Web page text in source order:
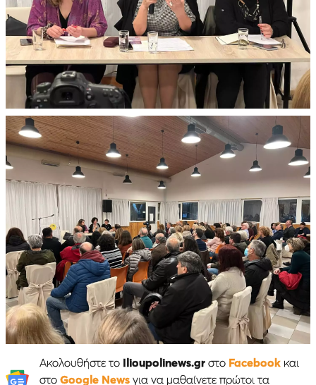
Ακολουθήστε το Ilioupolinews.grστο Facebookκαι
στο Google Newsγια να μαθαίνετε πρώτοι τα